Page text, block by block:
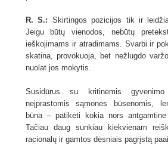
R. S.: Skirtingos pozicijos tik ir
Jeigu būtų vienodos, nebūtų
ieškojimams ir atradimams. Svarbi ir
skatina, provokuoja, bet nežlugdo
nuolat jos mokytis.
Susidūrus su kritinėmis
neįprastomis sąmonės būsenomis,
būna – patikėti kokia nors
Tačiau daug sunkiau kiekvienam
racionalų ir gamtos dėsniais pagrįstą